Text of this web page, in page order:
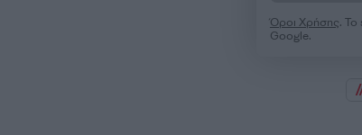
Όροι Χρήσης. Το
Google.